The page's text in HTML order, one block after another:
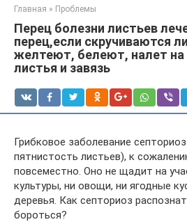
Главная » Проблемы
Перец болезни листьев
перец,если скручиваются
желтеют, белеют, налет
листья и завязь
Грибковое заболевание
пятнистость листьев), к
повсеместно. Оно не щадит на
культуры, ни овощи, ни ягодные
деревья. Как септориоз
бороться?